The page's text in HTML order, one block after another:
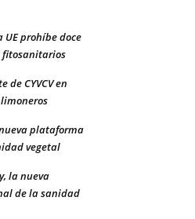
UE prohíbe doce
fitosanitarios
de CYVCV en
plataforma
vegetal
la nueva
de la sanidad